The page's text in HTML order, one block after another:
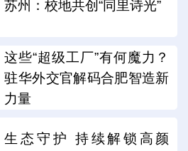
苏州：校地共创“同里诗光”
这些“超级工厂”有何魔力？
驻华外交官解码合肥智造新
力量
生态守护 持续解锁高颜